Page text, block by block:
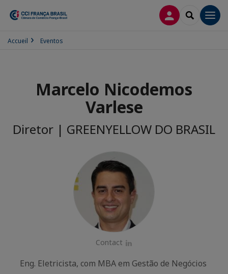
CONEXÃOSEARCH
Accueil Eventos
Marcelo Nicodemos
Varlese
Diretor | GREENYELLOW DO BRASIL
Contact
Eng. Eletricista, com MBA em Gestão de Negócios